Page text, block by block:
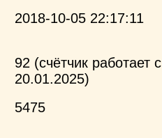
2018-10-05 22:17:11
92 (счётчик работает с
20.01.2025)
5475